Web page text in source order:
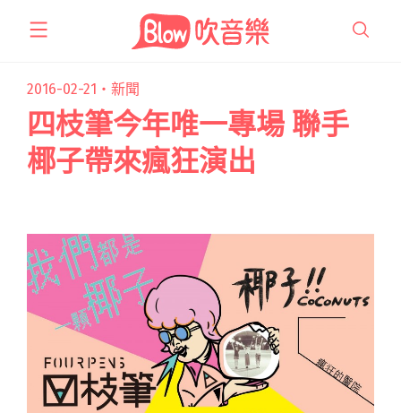
2016-02-21・ 新聞
四枝筆今年唯一專場 聯手
椰子帶來瘋狂演出